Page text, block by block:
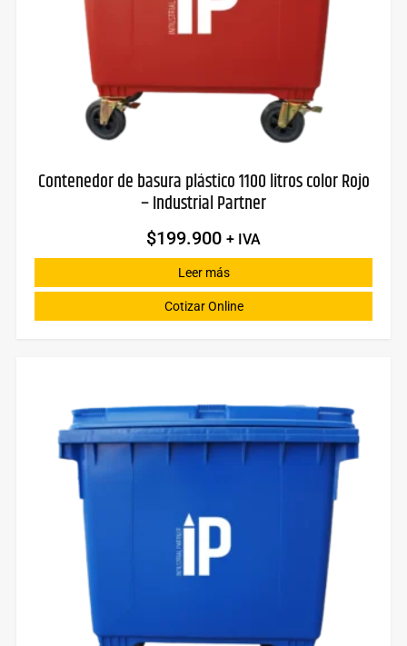
Contenedor de basura plástico 1100 litros color Rojo
– Industrial Partner
$199.900 + IVA
Leer más
Cotizar Online